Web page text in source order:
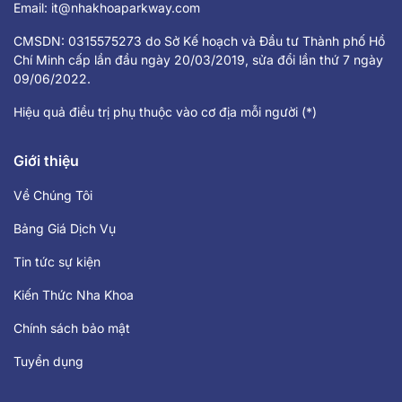
Email: it@nhakhoaparkway.com
CMSDN: 0315575273 do Sở Kế hoạch và Đầu tư Thành phố Hồ
Chí Minh cấp lần đầu ngày 20/03/2019, sửa đổi lần thứ 7 ngày
09/06/2022.
Hiệu quả điều trị phụ thuộc vào cơ địa mỗi người (*)
Giới thiệu
Về Chúng Tôi
Bảng Giá Dịch Vụ
Tin tức sự kiện
Kiến Thức Nha Khoa
Chính sách bảo mật
Tuyển dụng